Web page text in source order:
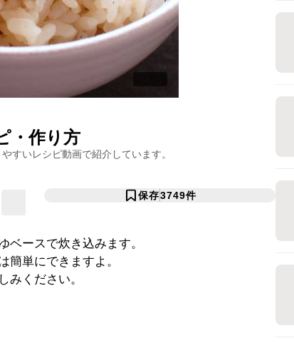
・作り方
すいレシピ動画で紹介しています。
保存3749件
ベースで炊き込みます。
簡単にできますよ。
みください。